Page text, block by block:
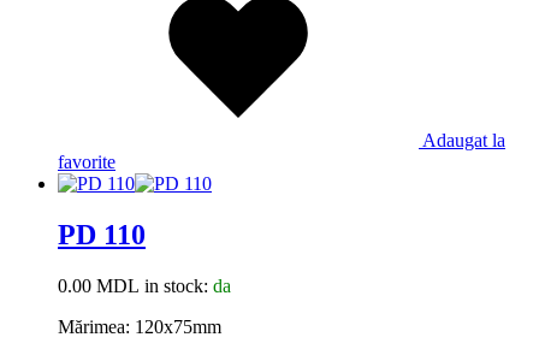
Adaugat la
favorite
PD 110
0.00 MDL in stock: da
Mărimea: 120x75mm